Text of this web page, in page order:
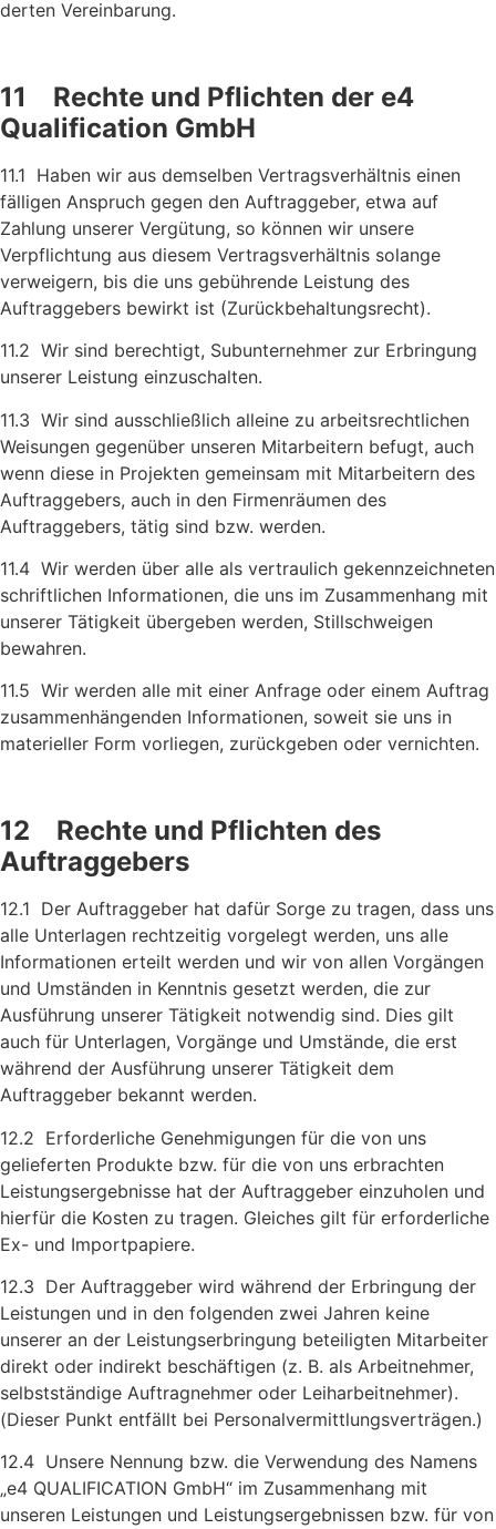
derten Vereinbarung.
11 Rechte und Pflichten der e4
Qualification GmbH
11.1 Haben wir aus demselben Vertragsverhältnis einen
fälligen An­spruch gegen den Auftraggeber, etwa auf
Zahlung unserer Vergü­tung, so können wir unsere
Verpflichtung aus diesem Ver­tragsverhältnis solange
verweigern, bis die uns gebührende Leistung des
Auftraggebers bewirkt ist (Zurückbehaltungsrecht).
11.2 Wir sind berechtigt, Subunternehmer zur Erbringung
unserer Leistung einzuschalten.
11.3 Wir sind ausschließlich alleine zu arbeitsrechtlichen
Weisungen gegenüber unseren Mitarbeitern befugt, auch
wenn diese in Projekten gemeinsam mit Mitarbeitern des
Auftraggebers, auch in den Firmenräumen des
Auftraggebers, tätig sind bzw. werden.
11.4 Wir werden über alle als vertraulich gekennzeichneten
schrift­lichen Informationen, die uns im Zusammenhang mit
unserer Tätigkeit übergeben werden, Stillschweigen
bewahren.
11.5 Wir werden alle mit einer Anfrage oder einem Auftrag
zusammen­hängenden Informationen, soweit sie uns in
materieller Form vorliegen, zurückgeben oder vernichten.
12 Rechte und Pflichten des
Auftraggebers
12.1 Der Auftraggeber hat dafür Sorge zu tragen, dass uns
alle Unterlagen rechtzeitig vorgelegt werden, uns alle
Informationen erteilt werden und wir von allen Vorgängen
und Umständen in Kenntnis gesetzt werden, die zur
Ausführung unserer Tätigkeit notwendig sind. Dies gilt
auch für Unterlagen, Vorgänge und Umstände, die erst
während der Ausführung unserer Tätigkeit dem
Auftraggeber bekannt werden.
12.2 Erforderliche Genehmigungen für die von uns
gelieferten Produkte bzw. für die von uns erbrachten
Leistungsergebnisse hat der Auftraggeber einzuholen und
hierfür die Kosten zu tragen. Gleiches gilt für erforderliche
Ex- und Importpapiere.
12.3 Der Auftraggeber wird während der Erbringung der
Leistungen und in den folgenden zwei Jahren keine
unserer an der Leistungs­erbringung beteiligten Mitarbeiter
direkt oder indirekt beschäftigen (z. B. als Arbeitnehmer,
selbstständige Auftragnehmer oder Leih­arbeitnehmer).
(Dieser Punkt entfällt bei Personalvermittlungs­verträgen.)
12.4 Unsere Nennung bzw. die Verwendung des Namens
„e4 QUALIFICATION GmbH“ im Zusammenhang mit
unseren Leistungen und Leistungsergeb­nissen bzw. für von